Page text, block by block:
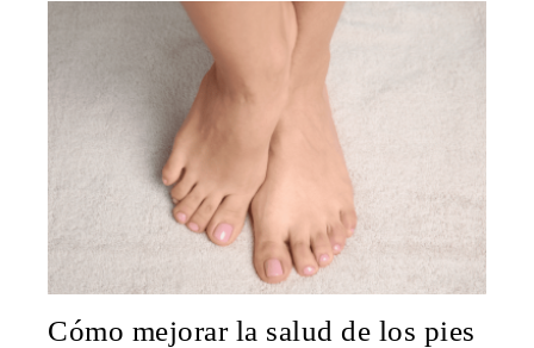
Cómo mejorar la salud de los pies